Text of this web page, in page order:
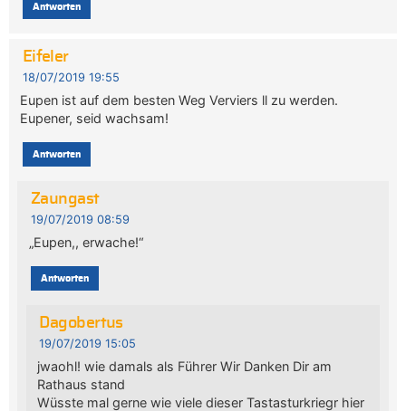
Antworten
Eifeler
18/07/2019 19:55
Eupen ist auf dem besten Weg Verviers ll zu werden.
Eupener, seid wachsam!
Antworten
Zaungast
19/07/2019 08:59
„Eupen,, erwache!“
Antworten
Dagobertus
19/07/2019 15:05
jwaohl! wie damals als Führer Wir Danken Dir am
Rathaus stand
Wüsste mal gerne wie viele dieser Tastasturkriegr hier